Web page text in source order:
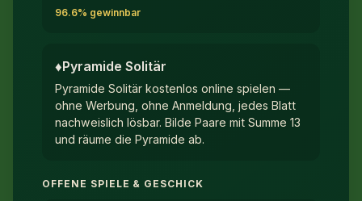
96.6% gewinnbar
♦︎Pyramide Solitär
Pyramide Solitär kostenlos online spielen —
ohne Werbung, ohne Anmeldung, jedes Blatt
nachweislich lösbar. Bilde Paare mit Summe 13
und räume die Pyramide ab.
OFFENE SPIELE & GESCHICK